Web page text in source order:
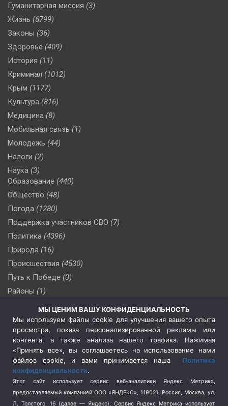
Гуманитарная миссия (3)
Жизнь (6799)
Законы (36)
Здоровье (409)
История (11)
Криминал (1012)
Крым (1177)
Культура (816)
Медицина (8)
Мобильная связь (1)
Молодежь (44)
Налоги (2)
Наука (3)
Образование (440)
Общество (48)
Погода (1280)
Поддержка участников СВО (7)
Политика (4396)
Природа (16)
Происшествия (4530)
Путь к Победе (3)
Районы (1)
(510)
Сельское хозяйство (3)
Социальная политика
(3)
Спецоперация в Украине
Спецоперация на Украине
(404)
Спорт (740)
Терроризм (1)
МЫ ЦЕНИМ ВАШУ КОНФИДЕНЦИАЛЬНОСТЬ
Мы используем файлы cookie для улучшения вашего опыта
просмотра, показа персонализированной рекламы или
контента, а также анализа нашего трафика. Нажимая
«Принять все», вы соглашаетесь на использование нами
файлов cookie, и вами принимается наша Политика
конфиденциальности.
Этот сайт использует сервис веб-аналитики Яндекс Метрика,
предоставляемый компанией ООО «ЯНДЕКС», 119021, Россия, Москва, ул.
Л. Толстого, 16 (далее — Яндекс). Сервис Яндекс Метрика использует